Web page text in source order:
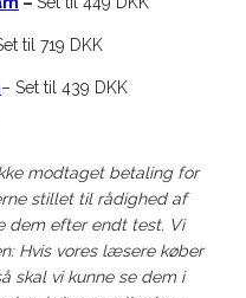
til 719 DKK
– Set til 439 DKK
modtaget betaling for
stillet til rådighed af
dem efter endt test. Vi
Hvis vores læsere køber
skal vi kunne se dem i